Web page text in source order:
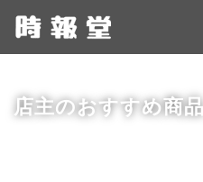
店主のおすすめ商